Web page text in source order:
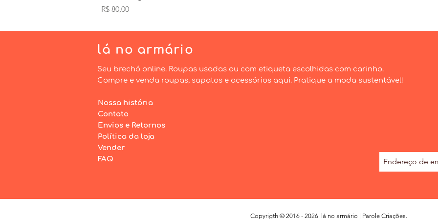
Preço
R$ 80,00
lá no armário
Seu brechó online. Roupas usadas ou com etiqueta escolhidas com carinho.
Compre e venda roupas, sapatos e acessórios aqui. Pratique a moda sustentável!
Nossa história
Contato
Envios e Retornos
Política da loja
Vender
FAQ
Copyrigth © 2016 - 2026 lá no armário | Parole Criações.